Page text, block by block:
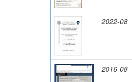
2022-08
2016-08